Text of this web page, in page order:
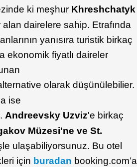
ki meşhur Khreshchatyk
dairelere sahip. Etrafında
yanısıra turistik birkaç
ekonomik fiyatlı daireler
olarak düşünülebilier.
ise
Andreevsky Uzviz'e birkaç
Müzesi'ne ve St.
ulaşabiliyorsunuz. Bu otel
için buradan booking.com’a